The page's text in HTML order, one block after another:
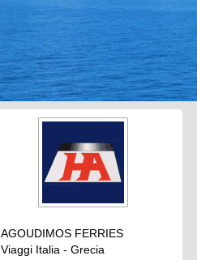
AGOUDIMOS FERRIES
Viaggi Italia - Grecia